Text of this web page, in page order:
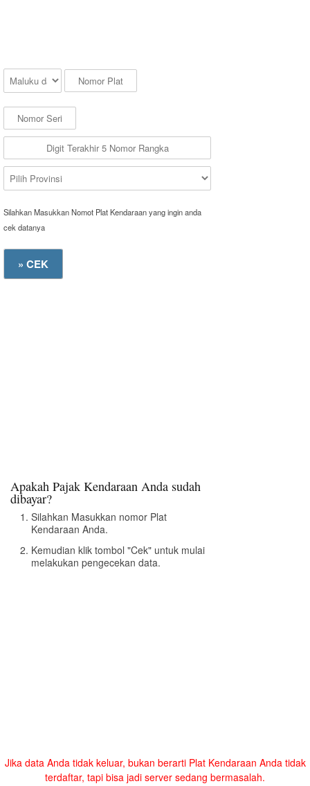
Silahkan Masukkan Nomot Plat Kendaraan yang ingin anda
cek datanya
Apakah Pajak Kendaraan Anda sudah
dibayar?
Silahkan Masukkan nomor Plat
Kendaraan Anda.
Kemudian klik tombol "Cek" untuk mulai
melakukan pengecekan data.
Jika data Anda tidak keluar, bukan berarti Plat Kendaraan Anda tidak
terdaftar, tapi bisa jadi server sedang bermasalah.